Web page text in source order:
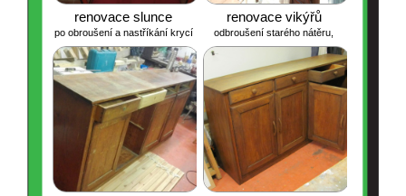
renovace slunce
po obroušení a nastříkání krycí
barvou
renovace vikýřů
odbroušení starého nátěru,
tmelení, lepení a přišroubovaní
volných palubek, výměna lišt a
natření